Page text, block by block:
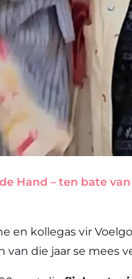
Hand – ten bate
en kollegas vir
van die jaar se mees